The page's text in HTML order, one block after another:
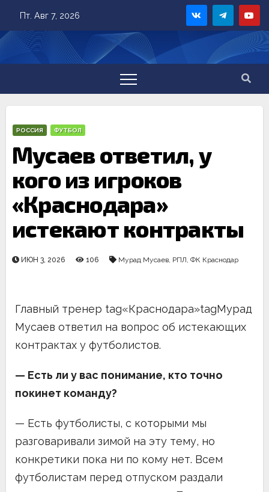
content
Пт. Авг 7, 2026
РОССИЯ ФУТБОЛ
Мусаев ответил, у
кого из игроков
«Краснодара»
истекают контракты
ИЮН 3, 2026 106 Мурад Мусаев, РПЛ, ФК Краснодар
Главный тренер tag«Краснодара»tagМурад
Мусаев ответил на вопрос об истекающих
контрактах у футболистов.
— Есть ли у вас понимание, кто точно
покинет команду?
— Есть футболисты, с которыми мы
разговаривали зимой на эту тему, но
конкретики пока ни по кому нет. Всем
футболистам перед отпуском раздали